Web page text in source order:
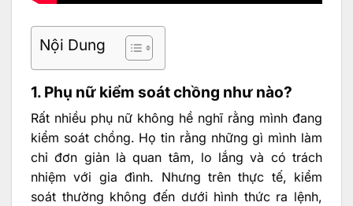
Nội Dung
1. Phụ nữ kiểm soát chồng như nào?
Rất nhiều phụ nữ không hề nghĩ rằng mình đang
kiểm soát chồng. Họ tin rằng những gì mình làm
chỉ đơn giản là quan tâm, lo lắng và có trách
nhiệm với gia đình. Nhưng trên thực tế, kiểm
soát thường không đến dưới hình thức ra lệnh,